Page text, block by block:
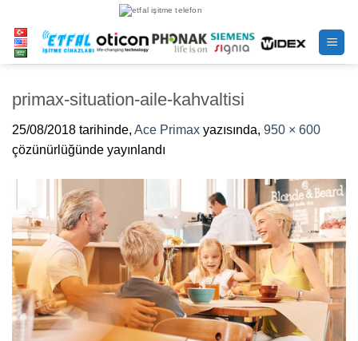
atla
primax-situation-aile-kahvaltisi
25/08/2018 tarihinde, Ace Primax yazısında, 950 × 600
çözünürlüğünde yayınlandı